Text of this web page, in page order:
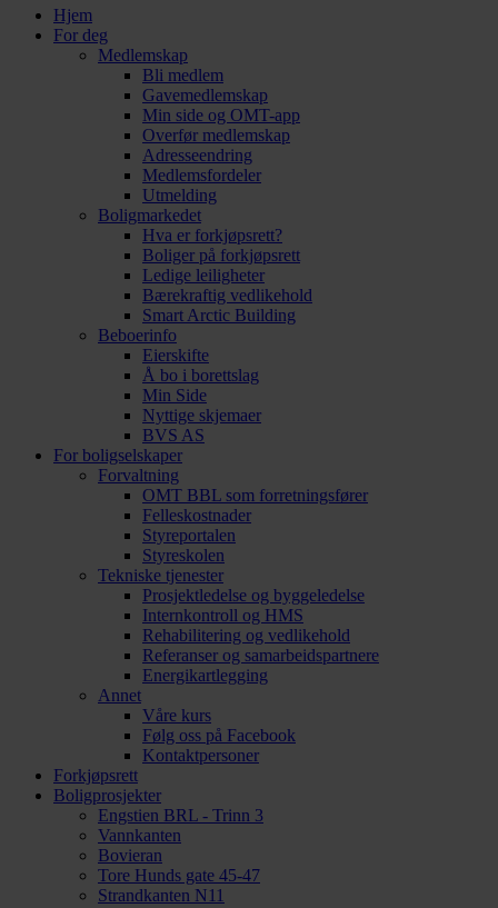
Hjem
For deg
Medlemskap
Bli medlem
Gavemedlemskap
Min side og OMT-app
Overfør medlemskap
Adresseendring
Medlemsfordeler
Utmelding
Boligmarkedet
Hva er forkjøpsrett?
Boliger på forkjøpsrett
Ledige leiligheter
Bærekraftig vedlikehold
Smart Arctic Building
Beboerinfo
Eierskifte
Å bo i borettslag
Min Side
Nyttige skjemaer
BVS AS
For boligselskaper
Forvaltning
OMT BBL som forretningsfører
Felleskostnader
Styreportalen
Styreskolen
Tekniske tjenester
Prosjektledelse og byggeledelse
Internkontroll og HMS
Rehabilitering og vedlikehold
Referanser og samarbeidspartnere
Energikartlegging
Annet
Våre kurs
Følg oss på Facebook
Kontaktpersoner
Forkjøpsrett
Boligprosjekter
Engstien BRL - Trinn 3
Vannkanten
Bovieran
Tore Hunds gate 45-47
Strandkanten N11